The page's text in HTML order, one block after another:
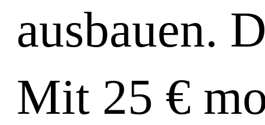
ausbauen.
Mit 25 €